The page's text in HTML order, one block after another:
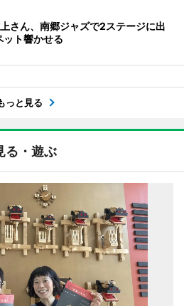
さん、南郷ジャズで2ステージに出
ト響かせる
っと見る
る・遊ぶ